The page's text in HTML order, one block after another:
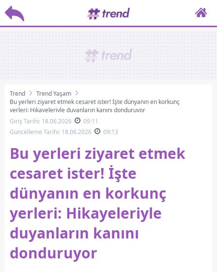
Trend
Trend Yaşam
Bu yerleri ziyaret etmek cesaret ister! İşte dünyanın en korkunç
yerleri: Hikayeleriyle duyanların kanını donduruyor
Giriş Tarihi: 18.06.2026
09:11
Güncelleme Tarihi: 18.06.2026
09:13
Bu yerleri ziyaret etmek
cesaret ister! İşte
dünyanın en korkunç
yerleri: Hikayeleriyle
duyanların kanını
donduruyor